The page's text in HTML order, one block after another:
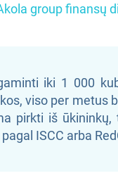
group finansų
iki 1 000
viso per metus
pirkti iš
ISCC arba